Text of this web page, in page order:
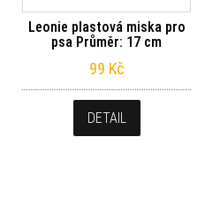
Leonie plastová miska pro
psa Průměr: 17 cm
99 Kč
DETAIL